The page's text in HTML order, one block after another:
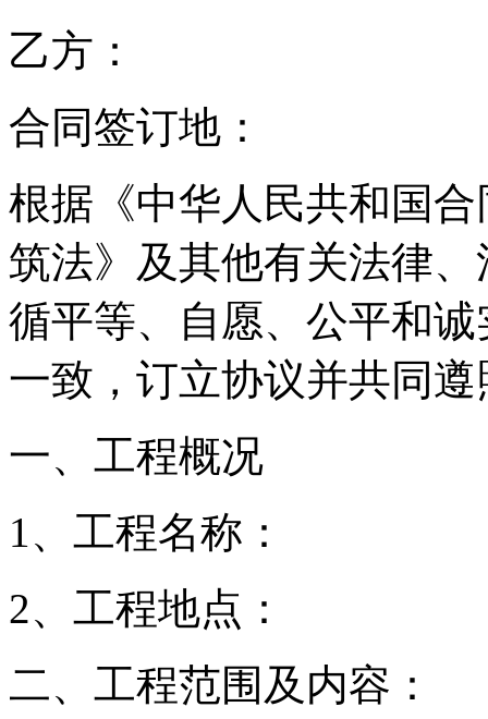
乙方：
合同签订地：
根据《中华人民共和国
筑法》及其他有关法律
循平等、自愿、公平和
一致，订立协议并共同
一、工程概况
1、工程名称：
2、工程地点：
二、工程范围及内容：